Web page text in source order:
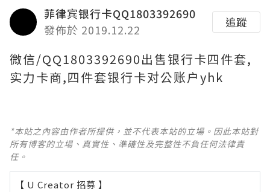
菲律宾银行卡QQ1803392690
發佈於 2019.12.22
追蹤
微信/QQ1803392690出售银行卡四件套,
实力卡商,四件套银行卡对公账户yhk
*本站之內容由作者所提供，並不代表本站的立場。因此本站對
所有博客的立場、真實性、準確性及完整性不負任何法律責
任。
【 U Creator 招募 】